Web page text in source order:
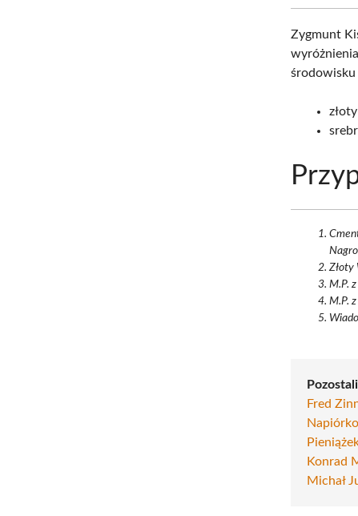
Zygmunt
środowisku
Złoty
M.P.
M.P.
Fred
Konrad
Michał